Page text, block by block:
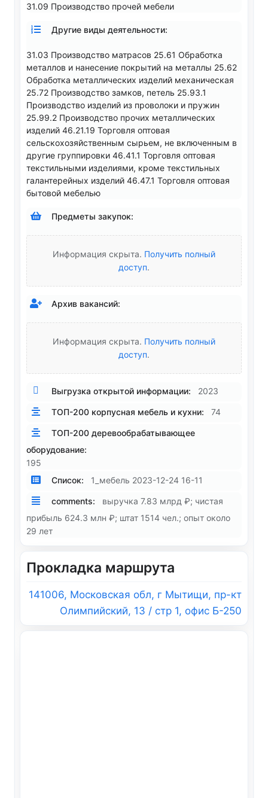
31.09 Производство прочей мебели
Другие виды деятельности:
31.03 Производство матрасов 25.61 Обработка
металлов и нанесение покрытий на металлы 25.62
Обработка металлических изделий механическая
25.72 Производство замков, петель 25.93.1
Производство изделий из проволоки и пружин
25.99.2 Производство прочих металлических
изделий 46.21.19 Торговля оптовая
сельскохозяйственным сырьем, не включенным в
другие группировки 46.41.1 Торговля оптовая
текстильными изделиями, кроме текстильных
галантерейных изделий 46.47.1 Торговля оптовая
бытовой мебелью
Предметы закупок:
Информация скрыта. Получить полный
доступ.
Архив вакансий:
Информация скрыта. Получить полный
доступ.
Выгрузка открытой информации: 2023
ТОП-200 корпусная мебель и кухни: 74
ТОП-200 деревообрабатывающее
оборудование:
195
Список:
1_мебель 2023-12-24 16-11
comments:
выручка 7.83 млрд ₽; чистая
прибыль 624.3 млн ₽; штат 1514 чел.; опыт около
29 лет
Прокладка маршрута
141006, Московская обл, г Мытищи, пр-кт
Олимпийский, 13 / стр 1, офис Б-250